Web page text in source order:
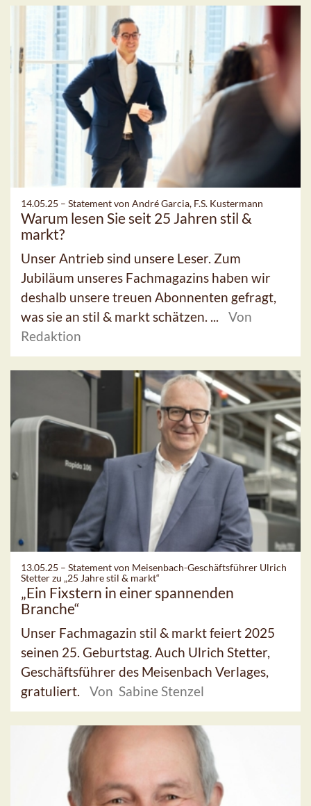
14.05.25 – Statement von André Garcia, F.S. Kustermann
Warum lesen Sie seit 25 Jahren stil &
markt?
Unser Antrieb sind unsere Leser. Zum
Jubiläum unseres Fachmagazins haben wir
deshalb unsere treuen Abonnenten gefragt,
was sie an stil & markt schätzen. ...
Von
Redaktion
13.05.25 – Statement von Meisenbach-Geschäftsführer Ulrich
Stetter zu „25 Jahre stil & markt“
„Ein Fixstern in einer spannenden
Branche“
Unser Fachmagazin stil & markt feiert 2025
seinen 25. Geburtstag. Auch Ulrich Stetter,
Geschäftsführer des Meisenbach Verlages,
gratuliert.
Von Sabine Stenzel